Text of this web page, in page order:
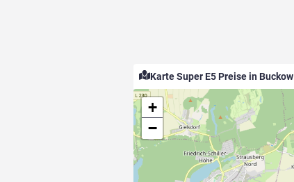
Karte Super E5 Preise in Buckow
+
−